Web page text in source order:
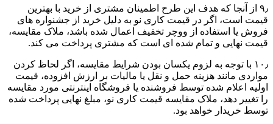
۹٫ از آنجا که هدف این طرح اطمینان مشتری از خرید با بهترین
قیمت است، اگر در قیمت کاری نو به دلیل خرید از جشنواره های
فروش یا استفاده از ووچر تخفیف اعمال شده باشد، ملاک مقایسه،
قیمت نهایی و تمام شده ای است که مشتری پرداخت می کند.
۱۰٫ با توجه به لزوم یکسان بودن شرایط مقایسه، اگر لحاظ کردن
مواردی مانند هزینه حمل و نقل یا مالیات بر ارزش افزوده، قیمت
اولیه اعلام شده توسط فروشنده یا فروشگاه اینترنتی مورد مقایسه
را تغییر دهد، ملاک مقایسه قیمت کاری نو، مبلغ نهایی پرداخت شده
توسط خریدار خواهد بود.